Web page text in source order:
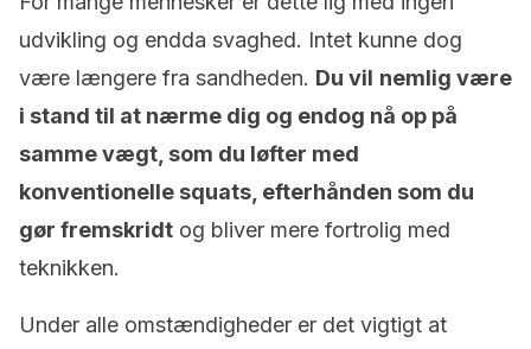
udvikling og endda svaghed. Intet kunne dog
være længere fra sandheden. Du vil nemlig være
i stand til at nærme dig og endog nå op på
samme vægt, som du løfter med
konventionelle squats, efterhånden som du
gør fremskridt og bliver mere fortrolig med
teknikken.
Under alle omstændigheder er det vigtigt at